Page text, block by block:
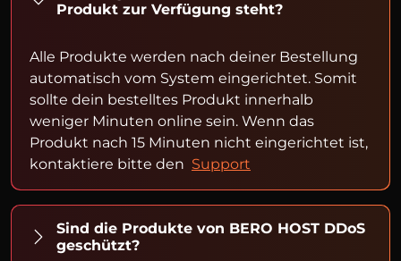
Produkt zur Verfügung steht?
Alle Produkte werden nach deiner Bestellung
automatisch vom System eingerichtet. Somit
sollte dein bestelltes Produkt innerhalb
weniger Minuten online sein. Wenn das
Produkt nach 15 Minuten nicht eingerichtet ist,
kontaktiere bitte den Support
Sind die Produkte von BERO HOST DDoS
geschützt?